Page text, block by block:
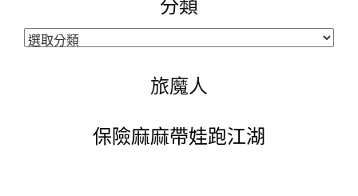
分類
分
旅魔人
保險麻麻帶娃跑江湖